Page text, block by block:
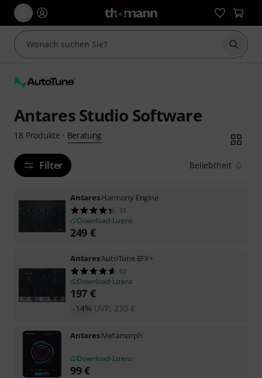
Suche
Antares Studio Software
18 Produkte · Beratung
Filter Beliebtheit
AntaresHarmony Engine
31
Download-Lizenz
249 €
AntaresAutoTune EFX+
53
Download-Lizenz
197 €
UVP: 230 €
-14%
AntaresMetamorph
Download-Lizenz
99€